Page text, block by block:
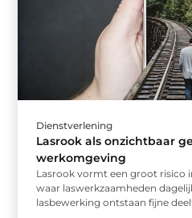
Dienstverlening
Lasrook als onzichtbaar
werkomgeving
Lasrook vormt een groot risico
waar laswerkzaamheden
lasbewerking ontstaan fijne